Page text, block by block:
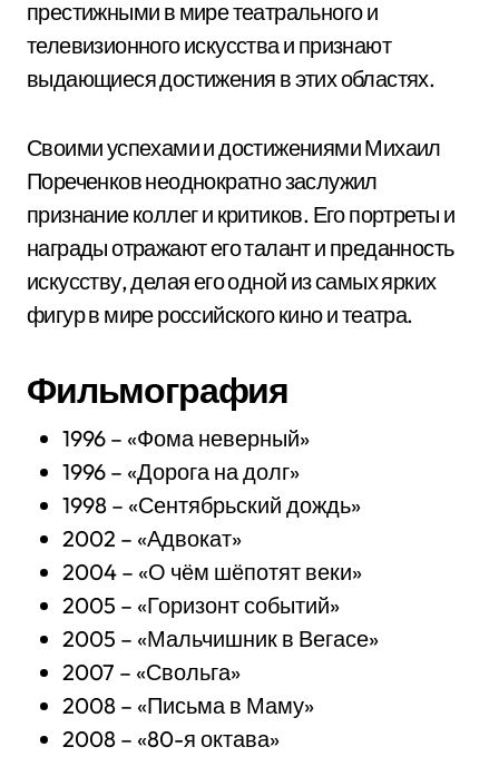
престижными в мире театрального и
телевизионного искусства и признают
выдающиеся достижения в этих областях.
Своими успехами и достижениями Михаил
Пореченков неоднократно заслужил
признание коллег и критиков. Его портреты и
награды отражают его талант и преданность
искусству, делая его одной из самых ярких
фигур в мире российского кино и театра.
Фильмография
1996 – «Фома неверный»
1996 – «Дорога на долг»
1998 – «Сентябрьский дождь»
2002 – «Адвокат»
2004 – «О чём шёпотят веки»
2005 – «Горизонт событий»
2005 – «Мальчишник в Вегасе»
2007 – «Свольга»
2008 – «Письма в Маму»
2008 – «80-я октава»